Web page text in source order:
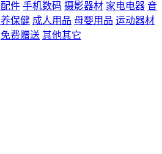
件 手机数码 摄影器材 家电电器 音
保健 成人用品 母婴用品 运动器材
免费赠送 其他其它